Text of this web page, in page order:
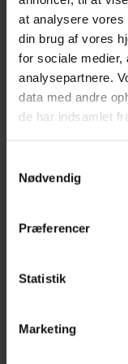
at analysere vores
din brug af vores
for sociale medier,
analysepartnere.
data med andre
de har indsamlet
Nødvendig
Præferencer
Statistik
Marketing
Beskrivelse
Denne Termo Top
søger en etiket med
skidt og snavs ikke
Variant: Nr. Z-